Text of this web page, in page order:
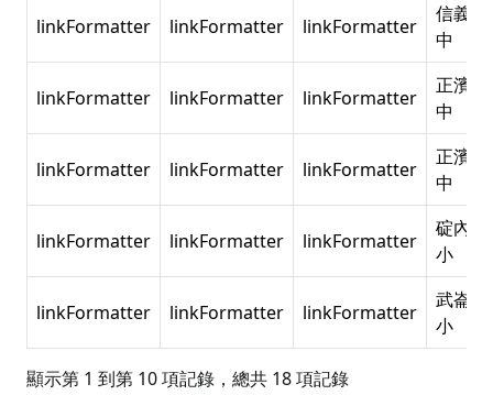
linkFormatter linkFormatter linkFormatter
信義國
中
linkFormatter linkFormatter linkFormatter
正濱國
中
linkFormatter linkFormatter linkFormatter
正濱國
中
linkFormatter linkFormatter linkFormatter
碇內國
小
linkFormatter linkFormatter linkFormatter
武崙國
小
顯示第 1 到第 10 項記錄，總共 18 項記錄